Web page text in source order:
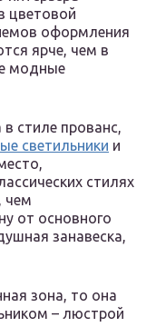
цветовой
оформления
ярче, чем в
модные
стиле прованс,
светильники и
стилях
чем
от основного
занавеска,
зона, то она
– люстрой